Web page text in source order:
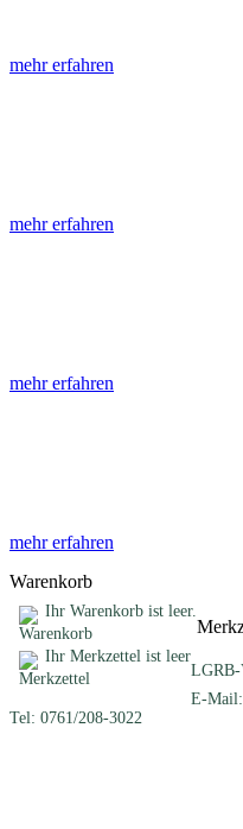
mehr erfahren
mehr erfahren
mehr erfahren
mehr erfahren
Warenkorb
Ihr Warenkorb ist leer.
Ihr Merkzettel ist leer
LGRB-
E-Mail:
Tel: 0761/208-3022